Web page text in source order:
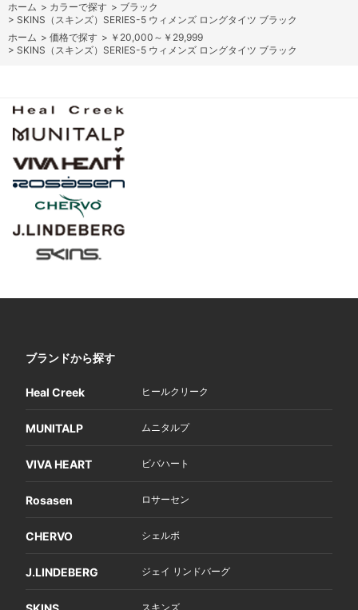
ホーム > カラーで探す > ブラック
> SKINS（スキンズ）SERIES-5 ウィメンズ ロングタイツ ブラック
ホーム > 価格で探す > ￥20,000～￥29,999
> SKINS（スキンズ）SERIES-5 ウィメンズ ロングタイツ ブラック
ブランドから探す
Heal Creek ヒールクリーク
MUNITALP ムニタルプ
VIVA HEART ビバハート
Rosasen ロサーセン
CHERVO シェルボ
J.LINDEBERG ジェイ リンドバーグ
スキンズ